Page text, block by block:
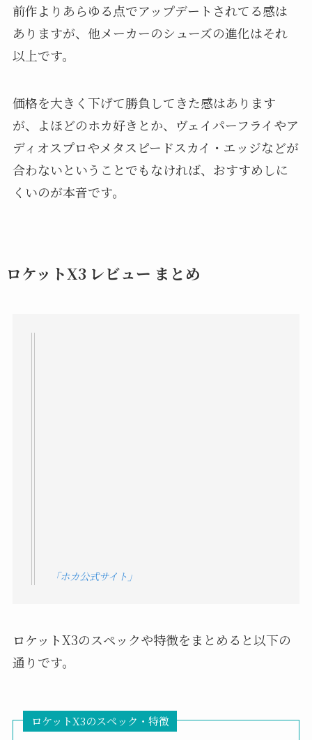
前作よりあらゆる点でアップデートされてる感は
ありますが、他メーカーのシューズの進化はそれ
以上です。
価格を大きく下げて勝負してきた感はあります
が、よほどのホカ好きとか、ヴェイパーフライやア
ディオスプロやメタスピードスカイ・エッジなどが
合わないということでもなければ、おすすめしに
くいのが本音です。
ロケットX3 レビュー まとめ
「ホカ公式サイト」
ロケットX3のスペックや特徴をまとめると以下の
通りです。
ロケットX3のスペック・特徴